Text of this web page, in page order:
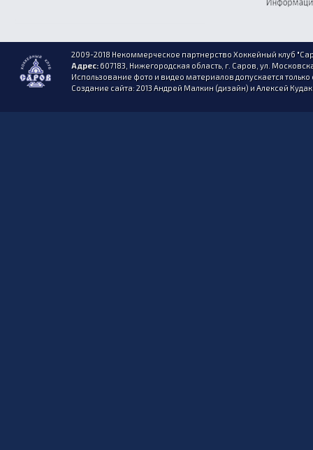
2009-2018 Некоммерческое партнерство Хоккейный клуб
Адрес:607183, Нижегородская область, г. Саров, ул.
Использование фото и видео материалов допускается
Создание сайта: 2013 Андрей Малкин (дизайн) и Алексей